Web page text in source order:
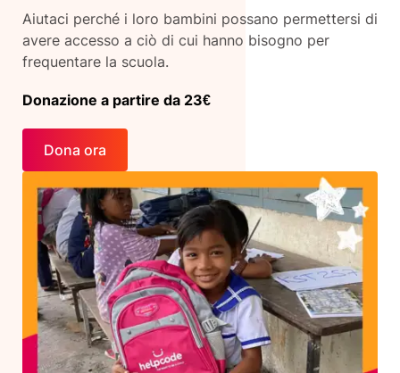
Aiutaci perché i loro bambini possano permettersi di
avere accesso a ciò di cui hanno bisogno per
frequentare la scuola.
Donazione a partire da 23€
Dona ora